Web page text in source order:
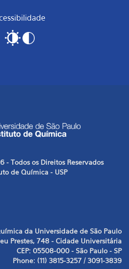
Todos os Direitos Reservados
de Química - USP
da Universidade de São Paulo
Prestes, 748 - Cidade Universitária
CEP: 05508-000 - São Paulo - SP
Phone: (11) 3815-3257 / 3091-3839